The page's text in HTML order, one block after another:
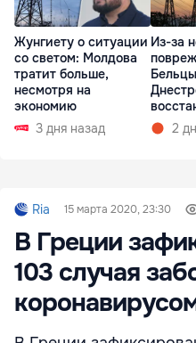
Жунгиету о ситуации
со светом: Молдова
тратит больше,
несмотря на
экономию
3 дня назад
Из-за
2
Ria 15 марта 2020, 23:30
В Греции
103 случая